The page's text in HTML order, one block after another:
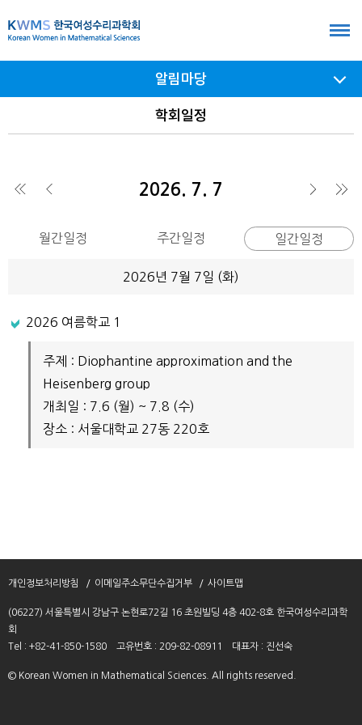
문
가
여닫기
알림마당
학회일정
◀
2026. 7. 7
▶
월간일정 주간일정 일간일정
2026년 7월 7일 (화)
2026 여름학교 1
주제 : Diophantine approximation and the
Heisenberg group
개최일 : 7.6 (월) ~ 7.8 (수)
장소 : 서울대학교 27동 220호
개인정보처리방침 이메일주소무단수집거부 사이트맵
(06227) 서울특별시 강남구 논현로72길 16 초원빌딩 4층 402-8호 한국여성수리과학
회
Tel : +82-41-850-1580
고유번호 : 209-82-08911 대표자 : 진선숙
© Korean Women in Mathematical Sciences. All rights reserved.